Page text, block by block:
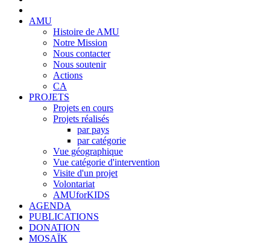
AMU
Histoire de AMU
Notre Mission
Nous contacter
Nous soutenir
Actions
CA
PROJETS
Projets en cours
Projets réalisés
par pays
par catégorie
Vue géographique
Vue catégorie d'intervention
Visite d'un projet
Volontariat
AMUforKIDS
AGENDA
PUBLICATIONS
DONATION
MOSAÏK